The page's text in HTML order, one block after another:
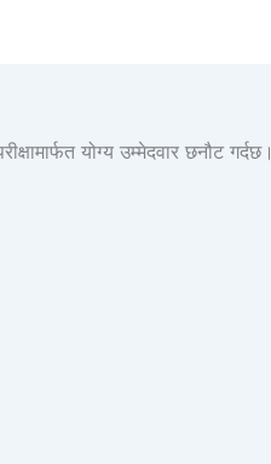
योग्य उम्मेदवार छनौट गर्दछ।